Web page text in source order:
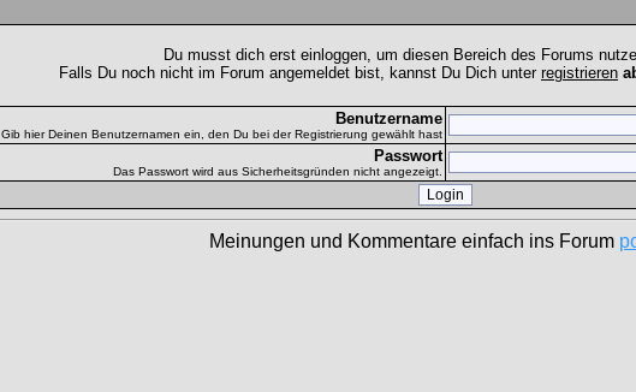
Du musst dich erst einloggen, um diesen Bereich des Forums
Falls Du noch nicht im Forum angemeldet bist, kannst Du Dich unter registrieren
Benutzername
Gib hier Deinen Benutzernamen ein, den Du bei der Registrierung gewählt hast
Passwort
Das Passwort wird aus Sicherheitsgründen nicht angezeigt.
Meinungen und Kommentare einfach ins Forum